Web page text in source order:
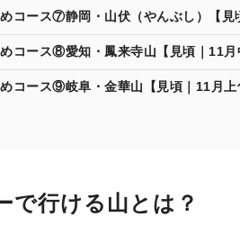
コース⑦静岡・山伏（やんぶし）【見
コース⑧愛知・鳳来寺山【見頃｜11月
コース⑨岐阜・金華山【見頃｜11月上
で行ける山とは？